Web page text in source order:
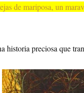
de mariposa, un
historia preciosa que